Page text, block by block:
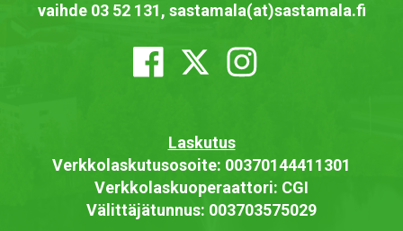
vaihde 03 52 131, sastamala(at)sastamala.fi
Laskutus
Verkkolaskutusosoite: 00370144411301
Verkkolaskuoperaattori: CGI
Välittäjätunnus: 003703575029